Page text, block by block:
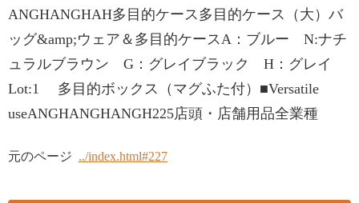
ANGHANGHAH多目的ケース多目的ケース（大）バ
ッグ&amp;ウェア＆多目的ケースA：ブルー N:ナチ
ュラルブラウン G：グレイブラック H：グレイ
Lot:1 多目的ボックス（マグふた付）■Versatile
useANGHANGHANGH225店頭・店舗用品全業種
元のページ ../index.html#227